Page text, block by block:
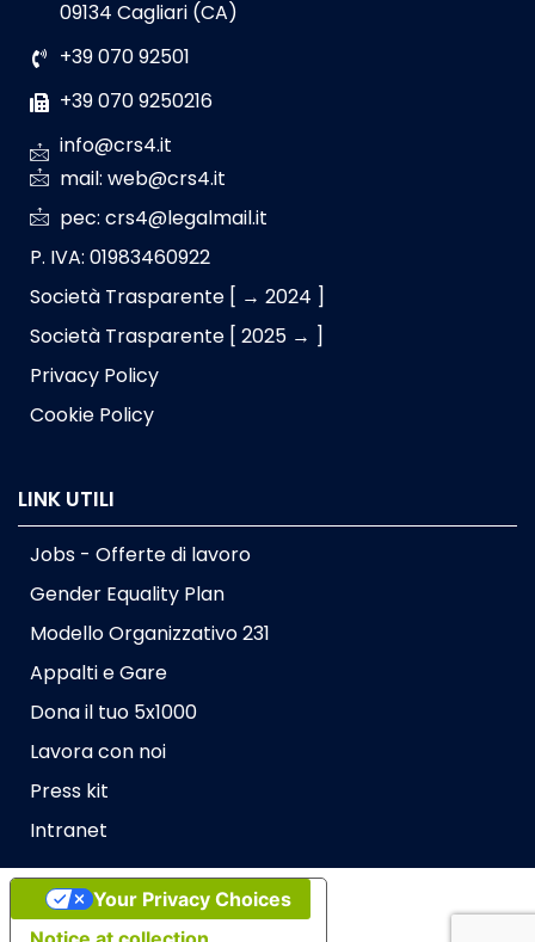
09134 Cagliari (CA)
+39 070 92501
+39 070 9250216
info@crs4.it
mail: web@crs4.it
pec: crs4@legalmail.it
P. IVA: 01983460922
Società Trasparente [ → 2024 ]
Società Trasparente [ 2025 → ]
Privacy Policy
Cookie Policy
LINK UTILI
Jobs - Offerte di lavoro
Gender Equality Plan
Modello Organizzativo 231
Appalti e Gare
Dona il tuo 5x1000
Lavora con noi
Press kit
Intranet
Your Privacy Choices